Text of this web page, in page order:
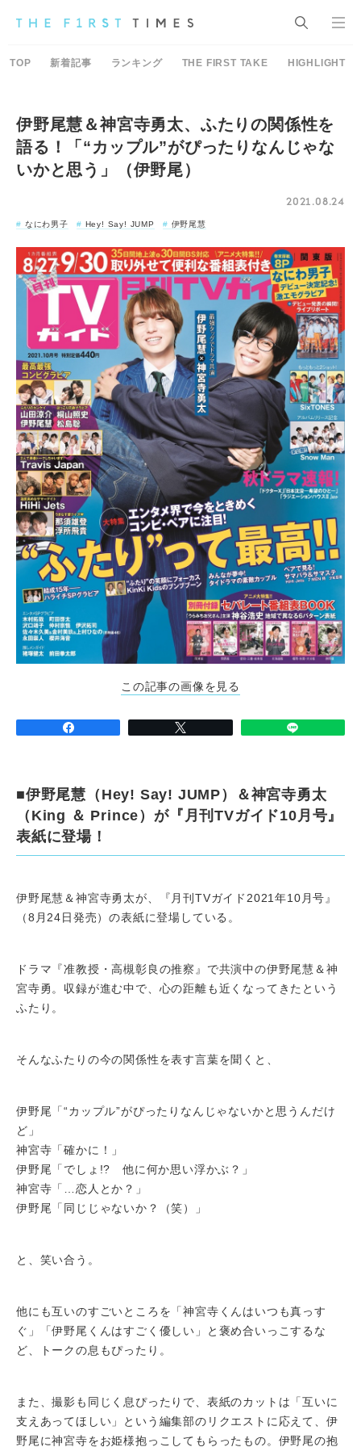
TOP 新着記事 ランキング THE FIRST TAKE HIGHLIGHT
伊野尾慧＆神宮寺勇太、ふたりの関係性を
語る！「“カップル”がぴったりなんじゃな
いかと思う」（伊野尾）
2021.08.24
なにわ男子 Hey! Say! JUMP 伊野尾慧
この記事の画像を見る
■伊野尾慧（Hey! Say! JUMP）＆神宮寺勇太
（King ＆ Prince）が『月刊TVガイド10月号』
表紙に登場！
伊野尾慧＆神宮寺勇太が、『月刊TVガイド2021年10月号』
（8月24日発売）の表紙に登場している。
ドラマ『准教授・高槻彰良の推察』で共演中の伊野尾慧＆神
宮寺勇。収録が進む中で、心の距離も近くなってきたという
ふたり。
そんなふたりの今の関係性を表す言葉を聞くと、
伊野尾「“カップル”がぴったりなんじゃないかと思うんだけ
ど」
神宮寺「確かに！」
伊野尾「でしょ!? 他に何か思い浮かぶ？」
神宮寺「…恋人とか？」
伊野尾「同じじゃないか？（笑）」
と、笑い合う。
他にも互いのすごいところを「神宮寺くんはいつも真っす
ぐ」「伊野尾くんはすごく優しい」と褒め合いっこするな
ど、トークの息もぴったり。
また、撮影も同じく息ぴったりで、表紙のカットは「互いに
支えあってほしい」という編集部のリクエストに応えて、伊
野尾に神宮寺をお姫様抱っこしてもらったもの。伊野尾の抱